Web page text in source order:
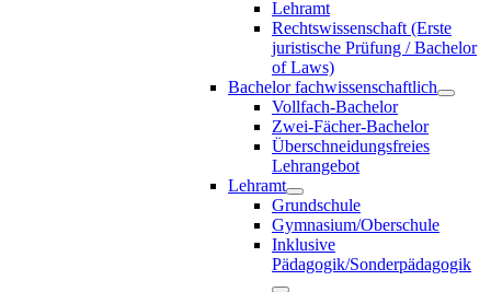
Lehramt
Rechtswissenschaft (Erste
juristische Prüfung / Bachelor
of Laws)
Bachelor fachwissenschaftlich
Vollfach-Bachelor
Zwei-Fächer-Bachelor
Überschneidungsfreies
Lehrangebot
Lehramt
Grundschule
Gymnasium/Oberschule
Inklusive
Pädagogik/Sonderpädagogik